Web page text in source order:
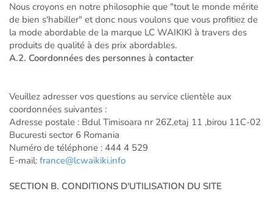
Nous croyons en notre philosophie que "tout le monde mérite
de bien s'habiller" et donc nous voulons que vous profitiez de
la mode abordable de la marque LC WAIKIKI à travers des
produits de qualité à des prix abordables.
A.2. Coordonnées des personnes à contacter
Veuillez adresser vos questions au service clientèle aux
coordonnées suivantes :
Adresse postale : Bdul Timisoara nr 26Z,etaj 11 ,birou 11C-02
Bucuresti sector 6 Romania
Numéro de téléphone : 444 4 529
E-mail: france@lcwaikiki.info
SECTION B. CONDITIONS D'UTILISATION DU SITE